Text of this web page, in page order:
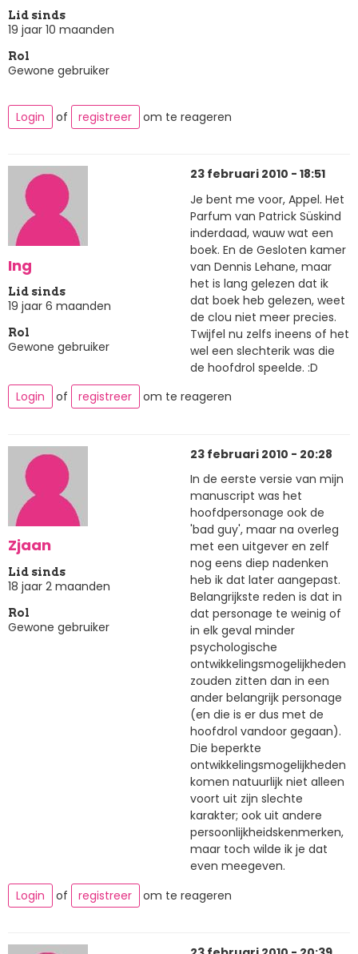
Lid sinds
19 jaar 10 maanden
Rol
Gewone gebruiker
Login of registreer om te reageren
Ing
Lid sinds
19 jaar 6 maanden
Rol
Gewone gebruiker
23 februari 2010 - 18:51
Je bent me voor, Appel. Het
Parfum van Patrick Süskind
inderdaad, wauw wat een
boek. En de Gesloten kamer
van Dennis Lehane, maar
het is lang gelezen dat ik
dat boek heb gelezen, weet
de clou niet meer precies.
Twijfel nu zelfs ineens of het
wel een slechterik was die
de hoofdrol speelde. :D
Login
of registreer om te reageren
Zjaan
Lid sinds
18 jaar 2 maanden
Rol
Gewone gebruiker
23 februari 2010 - 20:28
In de eerste versie van mijn
manuscript was het
hoofdpersonage ook de
'bad guy', maar na overleg
met een uitgever en zelf
nog eens diep nadenken
heb ik dat later aangepast.
Belangrijkste reden is dat in
dat personage te weinig of
in elk geval minder
psychologische
ontwikkelingsmogelijkheden
zouden zitten dan in een
ander belangrijk personage
(en die is er dus met de
hoofdrol vandoor gegaan).
Die beperkte
ontwikkelingsmogelijkheden
komen natuurlijk niet alleen
voort uit zijn slechte
karakter; ook uit andere
persoonlijkheidskenmerken,
maar toch wilde ik je dat
even meegeven.
Login
of registreer om te reageren